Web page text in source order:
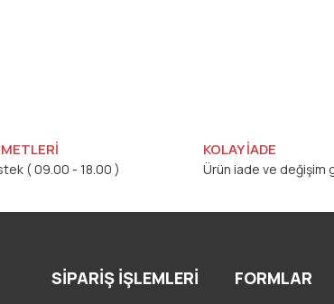
( 09.00 - 18.00 )
KOLAY İADE
Ürün iade ve değişim
SİPARİŞ İŞLEMLERİ FORMLAR